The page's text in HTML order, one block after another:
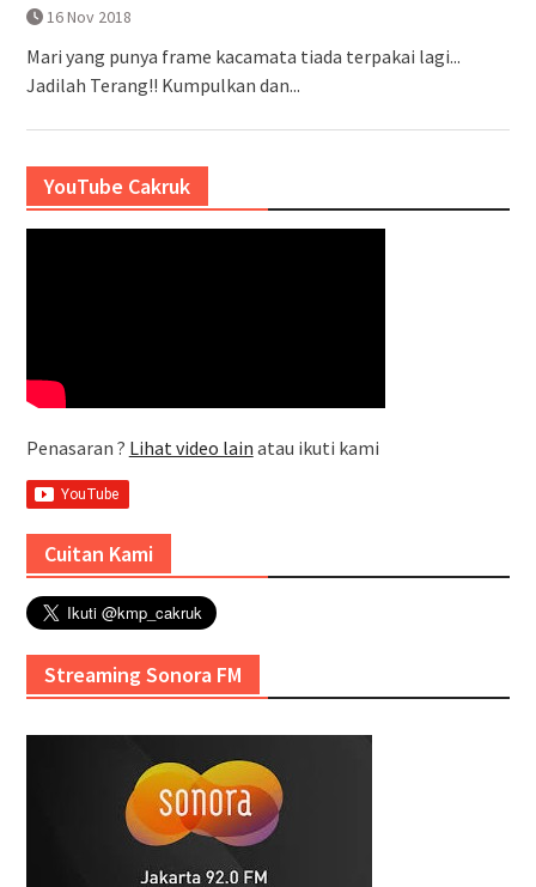
16 Nov 2018
Mari yang punya frame kacamata tiada terpakai lagi...
Jadilah Terang!! Kumpulkan dan...
YouTube Cakruk
Penasaran ? Lihat video lain atau ikuti kami
Cuitan Kami
Streaming Sonora FM